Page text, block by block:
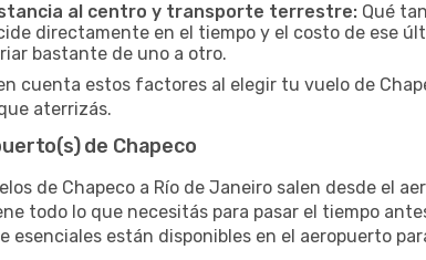
al centro y transporte terrestre: Qué
directamente en el tiempo y el costo de ese
bastante de uno a otro.
cuenta estos factores al elegir tu vuelo de
aterrizás.
de Chapeco
de Chapeco a Río de Janeiro salen desde el
todo lo que necesitás para pasar el tiempo
esenciales están disponibles en el aeropuerto